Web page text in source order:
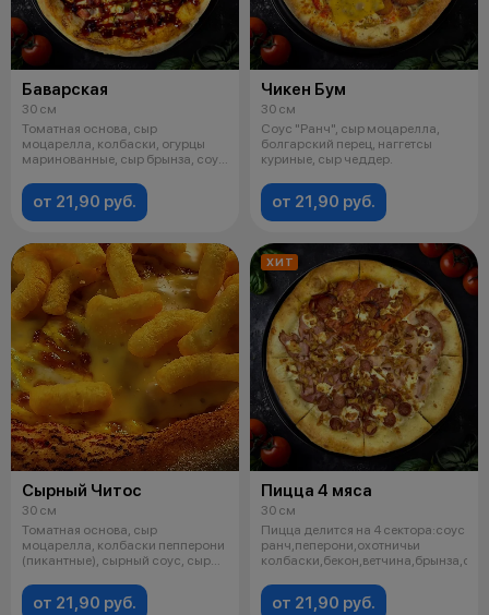
Баварская
30 см
Томатная основа, сыр
моцарелла, колбаски, огурцы
маринованные, сыр брынза, соус
от 21,90 руб.
Чикен Бум
30 см
Соус "Ранч", сыр моцарелла,
болгарский перец, наггетсы
куриные, сыр чеддер.
от 21,90 руб.
Сырный Читос
30 см
Томатная основа, сыр
моцарелла, колбаски пепперони
(пикантные), сырный соус, сыр
от 21,90 руб.
ХИТ
Пицца 4 мяса
30 см
Пицца делится на 4 сектора:соус
ранч,пеперони,охотничьи
колбаски,бекон,ветчина,брынза,сыр
от 21,90 руб.